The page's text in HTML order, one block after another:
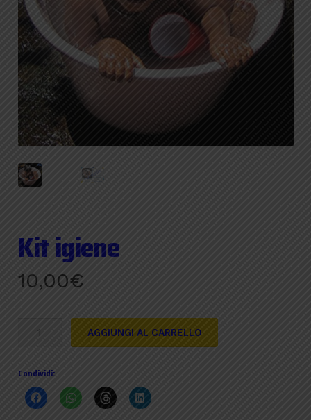
Kit igiene
10,00€
AGGIUNGI AL CARRELLO
Condividi: